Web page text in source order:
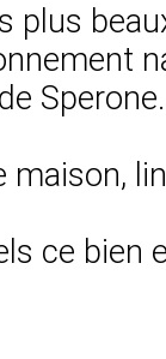
Sperone.
ce